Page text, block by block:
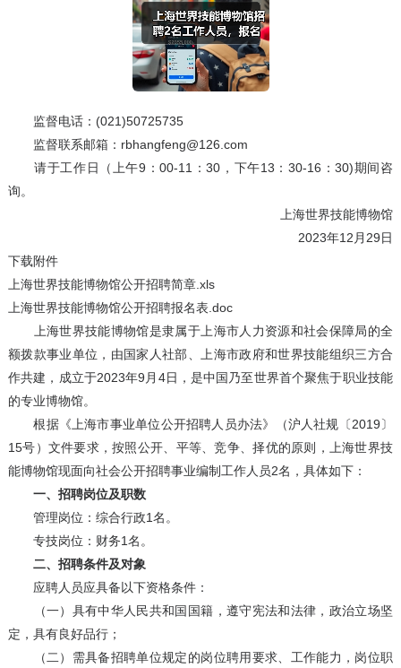
监督电话：(021)50725735
监督联系邮箱：rbhangfeng@126.com
请于工作日（上午9：00-11：30，下午13：30-16：30)期间咨
询。
上海世界技能博物馆
2023年12月29日
下载附件
上海世界技能博物馆公开招聘简章.xls
上海世界技能博物馆公开招聘报名表.doc
上海世界技能博物馆是隶属于上海市人力资源和社会保障局的全
额拨款事业单位，由国家人社部、上海市政府和世界技能组织三方合
作共建，成立于2023年9月4日，是中国乃至世界首个聚焦于职业技能
的专业博物馆。
根据《上海市事业单位公开招聘人员办法》（沪人社规〔2019〕
15号）文件要求，按照公开、平等、竞争、择优的原则，上海世界技
能博物馆现面向社会公开招聘事业编制工作人员2名，具体如下：
一、招聘岗位及职数
管理岗位：综合行政1名。
专技岗位：财务1名。
二、招聘条件及对象
应聘人员应具备以下资格条件：
（一）具有中华人民共和国国籍，遵守宪法和法律，政治立场坚
定，具有良好品行；
（二）需具备招聘单位规定的岗位聘用要求、工作能力，岗位职